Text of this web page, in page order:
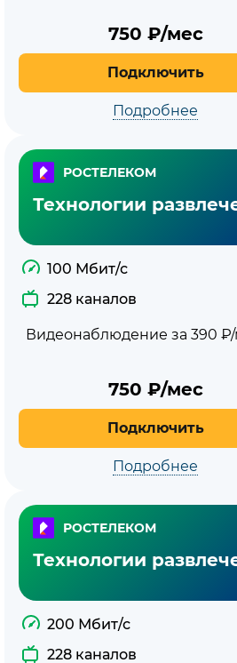
750 ₽/мес
Подключить
Подробнее
РОСТЕЛЕКОМ
Технологии
100 Мбит/с
228 каналов
Видеонаблюдение за 390
750 ₽/мес
Подключить
Подробнее
РОСТЕЛЕКОМ
Технологии
200 Мбит/с
228 каналов